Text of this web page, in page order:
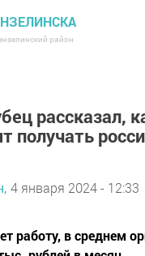
район
рассказал,
получать
4 января 2024 - 12:33
работу, в среднем